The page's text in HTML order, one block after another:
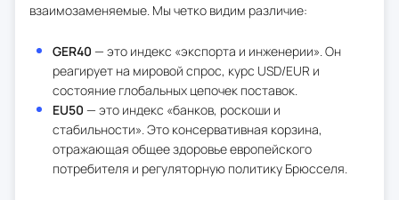
взаимозаменяемые. Мы четко видим различие:
GER40 — это индекс «экспорта и инженерии». Он
реагирует на мировой спрос, курс USD/EUR и
состояние глобальных цепочек поставок.
EU50 — это индекс «банков, роскоши и
стабильности». Это консервативная корзина,
отражающая общее здоровье европейского
потребителя и регуляторную политику Брюсселя.